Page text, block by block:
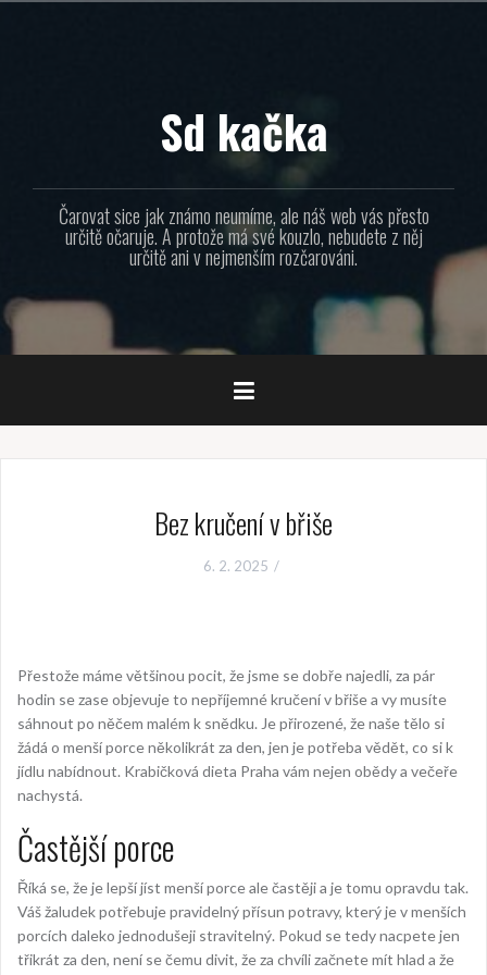
Sd kačka
Čarovat sice jak známo neumíme, ale náš web vás přesto
určitě očaruje. A protože má své kouzlo, nebudete z něj
určitě ani v nejmenším rozčarováni.
Bez kručení v břiše
6. 2. 2025
Přestože máme většinou pocit, že jsme se dobře najedli, za pár
hodin se zase objevuje to nepříjemné kručení v břiše a vy musíte
sáhnout po něčem malém k snědku. Je přirozené, že naše tělo si
žádá o menší porce několikrát za den, jen je potřeba vědět, co si k
jídlu nabídnout. Krabičková dieta Praha vám nejen obědy a večeře
nachystá.
Častější porce
Říká se, že je lepší jíst menší porce ale častěji a je tomu opravdu tak.
Váš žaludek potřebuje pravidelný přísun potravy, který je v menších
porcích daleko jednodušeji stravitelný. Pokud se tedy nacpete jen
třikrát za den, není se čemu divit, že za chvíli začnete mít hlad a že